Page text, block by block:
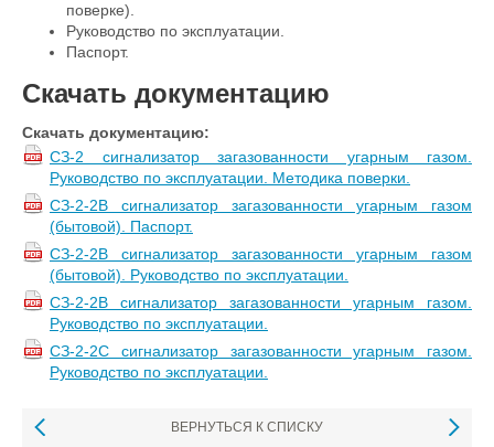
поверке).
Руководство по эксплуатации.
Паспорт.
Скачать документацию
Скачать документацию:
СЗ-2 сигнализатор загазованности угарным газом.
Руководство по эксплуатации. Методика поверки.
СЗ-2-2В сигнализатор загазованности угарным газом
(бытовой). Паспорт.
СЗ-2-2В сигнализатор загазованности угарным газом
(бытовой). Руководство по эксплуатации.
СЗ-2-2В сигнализатор загазованности угарным газом.
Руководство по эксплуатации.
СЗ-2-2С сигнализатор загазованности угарным газом.
Руководство по эксплуатации.
ВЕРНУТЬСЯ К СПИСКУ